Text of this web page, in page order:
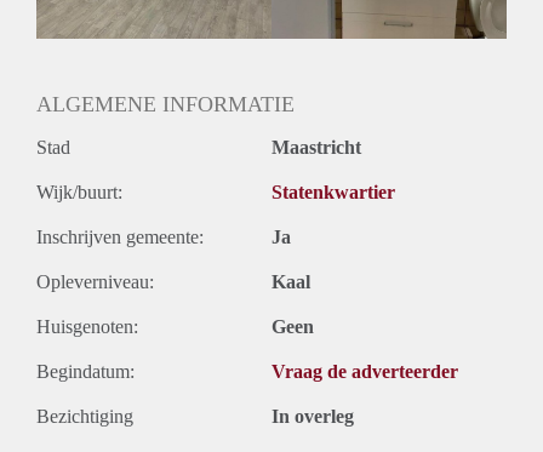
Onbepaalde termijn
Oplevering
ALGEMENE INFORMATIE
Stad Maastricht
Wijk/buurt: Statenkwartier
Inschrijven gemeente: Ja
Opleverniveau: Kaal
Huisgenoten: Geen
Begindatum: Vraag de adverteerder
Bezichtiging In overleg